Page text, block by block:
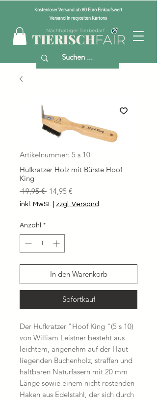
Kostenloser Versand ab 80 Euro Einkaufswert
Versand in recycelten Kartons
Artikelnummer: 5 s 10
Hufkratzer Holz mit Bürste Hoof
King
19,95 € Standardpreis
14,95 €Sale-
Preis
inkl. MwSt. zzgl. Versand
Anzahl *
In den Warenkorb
Sofortkauf
Der Hufkratzer "Hoof King "(5 s 10)
von William Leistner besteht aus
leichtem, angenehm auf der Haut
liegenden Buchenholz, straffen und
haltbaren Naturfasern mit 20 mm
Länge sowie einem nicht rostenden
Haken aus Edelstahl, der sich durch